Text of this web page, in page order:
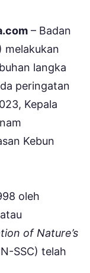
– Badan
melakukan
langka
peringatan
Kepala
Kebun
oleh
of Nature’s
SSC) telah